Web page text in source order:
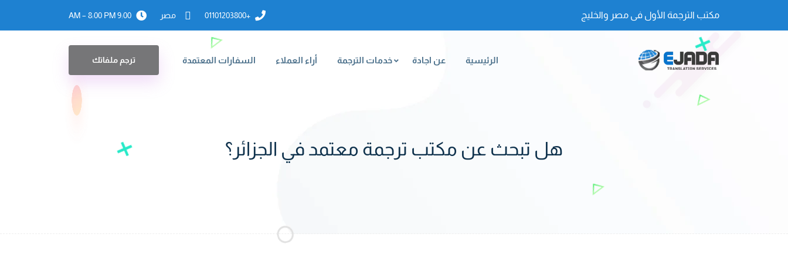
مكتب الترجمة الأول فى مصر والخليج +01101203800 مصر 9:00 AM – 8:00 PM
الرئيسية عن اجادة خدمات الترجمة أراء العملاء السفارات المعتمدة ترجم ملفاتك
هل تبحث عن مكتب ترجمة معتمد في الجزائر؟